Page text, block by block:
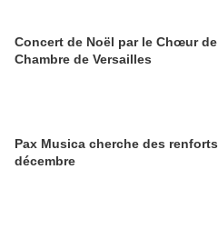
Concert de Noël par le Chœur de
Chambre de Versailles
Pax Musica cherche des renforts pour leur concert du 18
décembre